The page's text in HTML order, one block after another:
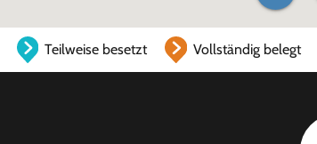
Teilweise besetzt Vollständig belegt